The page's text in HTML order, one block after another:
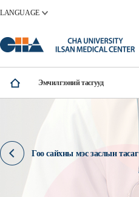
LANGUAGE
Эмчилгээний тасгууд
Гоо сайхны мэс заслын тасаг